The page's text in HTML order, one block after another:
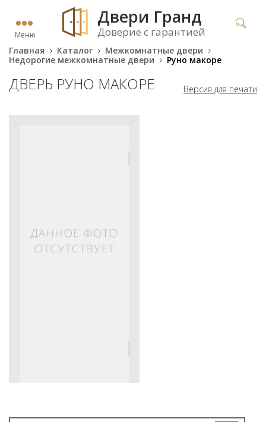
Меню
Двери Гранд
Доверие с гарантией
Главная Каталог
Межкомнатные двери
Недорогие межкомнатные двери
Руно макоре
Версия для печати
ДВЕРЬ РУНО МАКОРЕ